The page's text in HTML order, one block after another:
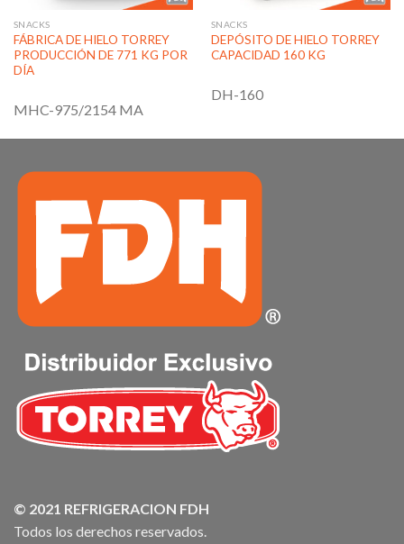
SNACKS
FÁBRICA DE HIELO TORREY
PRODUCCIÓN DE 771 KG POR
DÍA
MHC-975/2154 MA
SNACKS
DEPÓSITO DE HIELO TORREY
CAPACIDAD 160 KG
DH-160
© 2021 REFRIGERACION FDH
Todos los derechos reservados.